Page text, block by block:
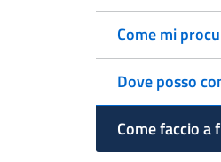
Come mi
Dove posso
Come faccio a